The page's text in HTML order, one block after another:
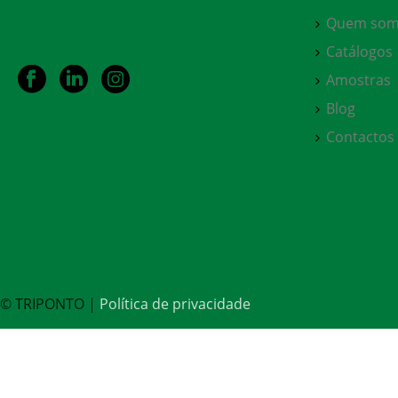
Quem
Catálogos
Amostras
Blog
Contactos
© TRIPONTO | Política de privacidade